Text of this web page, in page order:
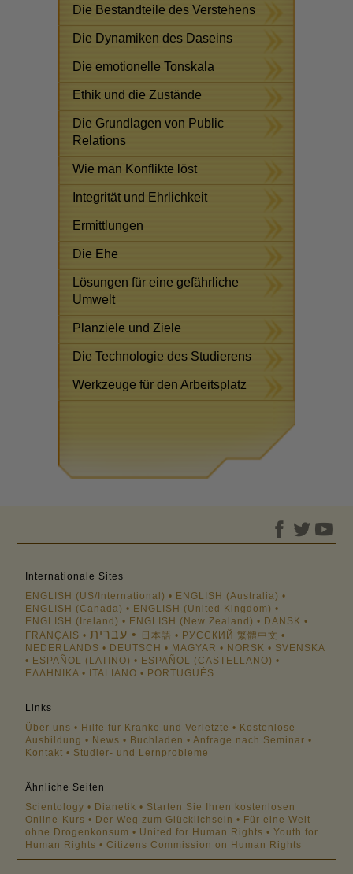
Die Bestandteile des Verstehens
Die Dynamiken des Daseins
Die emotionelle Tonskala
Ethik und die Zustände
Die Grundlagen von Public
Relations
Wie man Konflikte löst
Integrität und Ehrlichkeit
Ermittlungen
Die Ehe
Lösungen für eine gefährliche
Umwelt
Planziele und Ziele
Die Technologie des Studierens
Werkzeuge für den Arbeitsplatz
Internationale Sites
ENGLISH (US/International)
ENGLISH (Australia)
ENGLISH (Canada)
ENGLISH (United Kingdom)
ENGLISH (Ireland)
ENGLISH (New Zealand)
DANSK
FRANÇAIS
עברית 日本語 РУССКИЙ 繁體中文
NEDERLANDS
DEUTSCH MAGYAR NORSK
SVENSKA
ESPAÑOL (LATINO)
ESPAÑOL (CASTELLANO)
ΕΛΛΗΝΙΚA
ITALIANO PORTUGUÊS
Links
Über uns
Hilfe für Kranke und Verletzte
Kostenlose
Ausbildung
News Buchladen
Anfrage nach Seminar
Kontakt
Studier- und Lernprobleme
Ähnliche Seiten
Scientology
Dianetik
Starten Sie Ihren kostenlosen
Online-Kurs
Der Weg zum Glücklichsein
Für eine Welt
ohne Drogenkonsum
United for Human Rights
Youth for
Human Rights
Citizens Commission on Human Rights